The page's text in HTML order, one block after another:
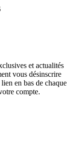
et actualités
vous désinscrire
en bas de chaque
compte.